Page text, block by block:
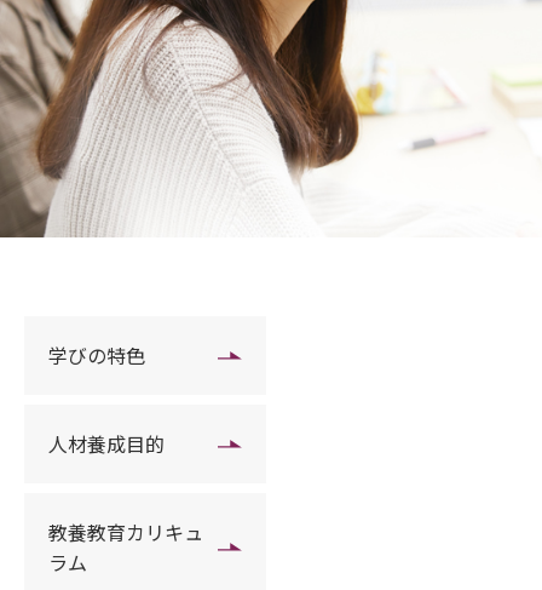
学びの特色
人材養成目的
教養教育カリキュ
ラム